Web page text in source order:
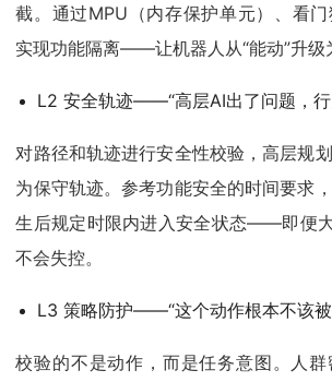
截。通过MPU（内存保护单元）、看
实现功能隔离——让机器人从“能动”升级
L2 安全轨迹——“高层AI出了问题，行
对路径和轨迹进行安全性校验，高层规
为保守轨迹。参考功能安全的时间要求
生后规定时限内进入安全状态——即便
不会失控。
L3 策略防护——“这个动作根本不该
校验的不是动作，而是任务意图。人